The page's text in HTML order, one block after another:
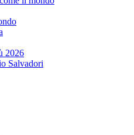
2026
Salvadori